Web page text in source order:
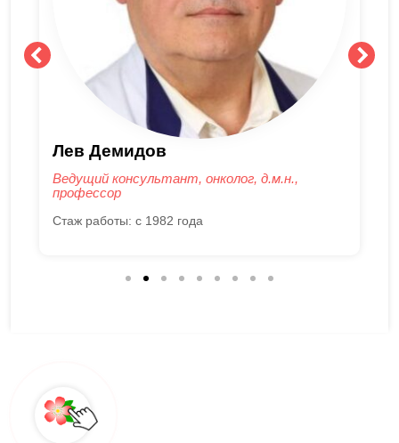
Кирилл Барышников
Онколог, хирург, к.м.н.
Стаж работы: с 2007 года